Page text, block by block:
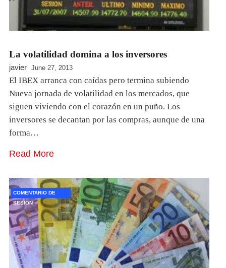
La volatilidad domina a los inversores
javier June 27, 2013
El IBEX arranca con caídas pero termina subiendo
Nueva jornada de volatilidad en los mercados, que
siguen viviendo con el corazón en un puño. Los
inversores se decantan por las compras, aunque de una
forma…
Read More
COMENTARIO DE
SESION